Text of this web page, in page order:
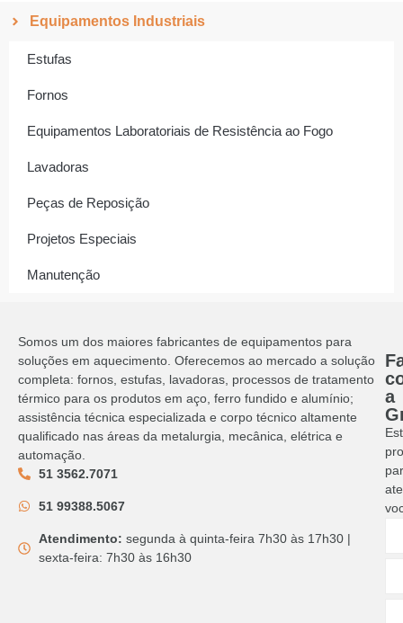
Equipamentos Industriais
Estufas
Fornos
Equipamentos Laboratoriais de Resistência ao Fogo
Lavadoras
Peças de Reposição
Projetos Especiais
Manutenção
Somos um dos maiores fabricantes de equipamentos para
soluções em aquecimento. Oferecemos ao mercado a solução
completa: fornos, estufas, lavadoras, processos de tratamento
térmico para os produtos em aço, ferro fundido e alumínio;
assistência técnica especializada e corpo técnico altamente
qualificado nas áreas da metalurgia, mecânica, elétrica e
automação.
51 3562.7071
51 99388.5067
Atendimento: segunda à quinta-feira 7h30 às 17h30 |
sexta-feira: 7h30 às 16h30
a